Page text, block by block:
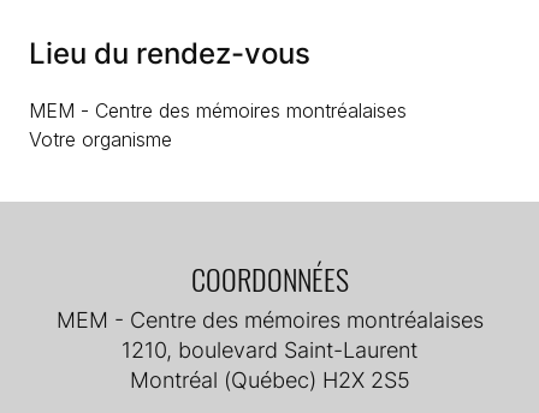
Lieu du rendez-vous
MEM - Centre des mémoires montréalaises
Votre organisme
COORDONNÉES
MEM - Centre des mémoires montréalaises
1210, boulevard Saint-Laurent
Montréal (Québec) H2X 2S5